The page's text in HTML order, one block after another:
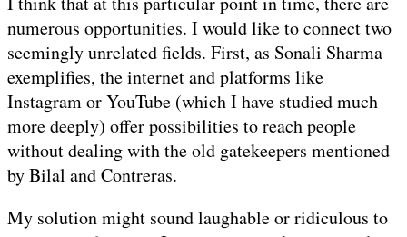
numerous opportunities. I would like to connect two
seemingly unrelated fields. First, as Sonali Sharma
exemplifies, the internet and platforms like
Instagram or YouTube (which I have studied much
more deeply) offer possibilities to reach people
without dealing with the old gatekeepers mentioned
by Bilal and Contreras.
My solution might sound laughable or ridiculous to